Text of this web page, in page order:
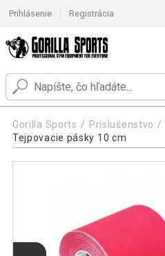
Prihlásenie Registrácia
Gorilla Sports Príslušenstvo
Tejpovacie pásky 10 cm